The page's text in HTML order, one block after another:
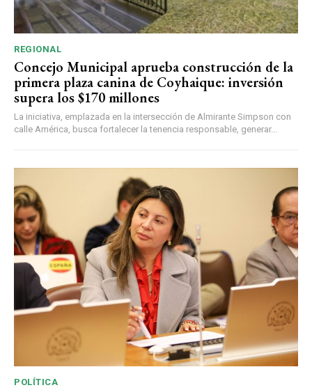
REGIONAL
Concejo Municipal aprueba construcción de la
primera plaza canina de Coyhaique: inversión
supera los $170 millones
La iniciativa, emplazada en la intersección de Almirante Simpson con
calle América, busca fortalecer la tenencia responsable, generar...
POLÍTICA